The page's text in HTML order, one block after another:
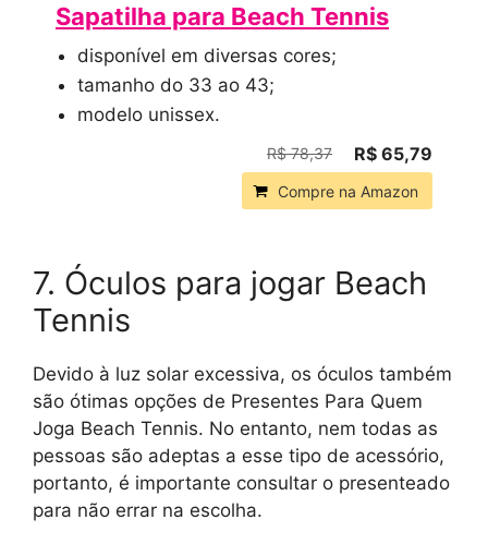
Sapatilha para Beach Tennis
disponível em diversas cores;
tamanho do 33 ao 43;
modelo unissex.
R$ 78,37 R$ 65,79
Compre na Amazon
7. Óculos para jogar Beach
Tennis
Devido à luz solar excessiva, os óculos também
são ótimas opções de Presentes Para Quem
Joga Beach Tennis. No entanto, nem todas as
pessoas são adeptas a esse tipo de acessório,
portanto, é importante consultar o presenteado
para não errar na escolha.